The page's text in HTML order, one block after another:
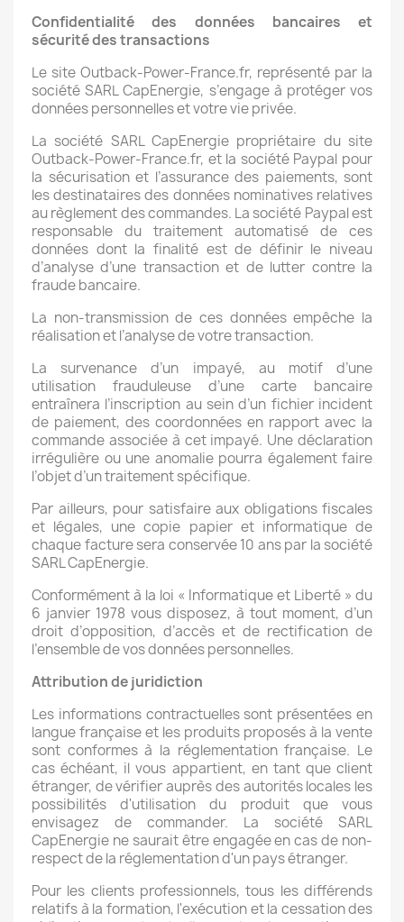
Confidentialité des données bancaires et
sécurité des transactions
Le site Outback-Power-France.fr, représenté par la
société SARL CapEnergie, s’engage à protéger vos
données personnelles et votre vie privée.
La société SARL CapEnergie propriétaire du site
Outback-Power-France.fr, et la société Paypal pour
la sécurisation et l’assurance des paiements, sont
les destinataires des données nominatives relatives
au règlement des commandes. La société Paypal est
responsable du traitement automatisé de ces
données dont la finalité est de définir le niveau
d’analyse d’une transaction et de lutter contre la
fraude bancaire.
La non-transmission de ces données empêche la
réalisation et l’analyse de votre transaction.
La survenance d’un impayé, au motif d’une
utilisation frauduleuse d’une carte bancaire
entraînera l’inscription au sein d’un fichier incident
de paiement, des coordonnées en rapport avec la
commande associée à cet impayé. Une déclaration
irrégulière ou une anomalie pourra également faire
l’objet d’un traitement spécifique.
Par ailleurs, pour satisfaire aux obligations fiscales
et légales, une copie papier et informatique de
chaque facture sera conservée 10 ans par la société
SARL CapEnergie.
Conformément à la loi « Informatique et Liberté » du
6 janvier 1978 vous disposez, à tout moment, d’un
droit d’opposition, d’accès et de rectification de
l’ensemble de vos données personnelles.
Attribution de juridiction
Les informations contractuelles sont présentées en
langue française et les produits proposés à la vente
sont conformes à la réglementation française. Le
cas échéant, il vous appartient, en tant que client
étranger, de vérifier auprès des autorités locales les
possibilités d'utilisation du produit que vous
envisagez de commander. La société SARL
CapEnergie ne saurait être engagée en cas de non-
respect de la réglementation d'un pays étranger.
Pour les clients professionnels, tous les différends
relatifs à la formation, l'exécution et la cessation des